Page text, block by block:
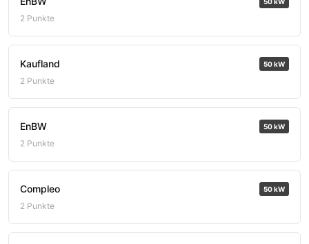
2 Punkte
Kaufland 50 kW
2 Punkte
EnBW 50 kW
2 Punkte
Compleo 50 kW
2 Punkte